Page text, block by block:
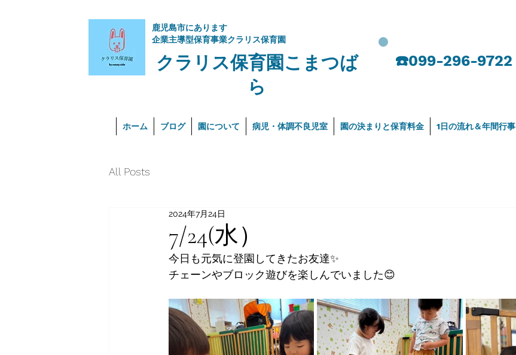
​鹿児島市にあります
企業主導型保育事業クラリス保育園
クラリス保育園こまつば
ら
​☎️099-296-9722
ホーム ブログ 園について 病児・体調不良児室 園の決まりと保育料金 1日の流れ＆年間行事
All Posts
7/24(水）
2024年7月24日
今日も元気に登園してきたお友達✨
チェーンやブロック遊びを楽しんでいました😊